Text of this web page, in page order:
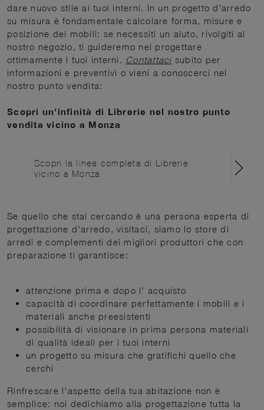
dare nuovo stile ai tuoi interni. In un progetto d’arredo
su misura è fondamentale calcolare forma, misure e
posizione dei mobili: se necessiti un aiuto, rivolgiti al
nostro negozio, ti guideremo nel progettare
ottimamente i tuoi interni. Contattacisubito per
informazioni e preventivi o vieni a conoscerci nel
nostro punto vendita:
Scopri un'infinità di Librerie nel nostro punto
vendita vicino a Monza
Scopri la linea completa di Librerie
vicino a Monza
Se quello che stai cercando è una persona esperta di
progettazione d'arredo, visitaci, siamo lo store di
arredi e complementi dei migliori produttori che con
preparazione ti garantisce:
attenzione prima e dopo l' acquisto
capacità di coordinare perfettamente i mobili e i
materiali anche preesistenti
possibilità di visionare in prima persona materiali
di qualità ideali per i tuoi interni
un progetto su misura che gratifichi quello che
cerchi
Rinfrescare l'aspetto della tua abitazione non è
semplice: noi dedichiamo alla progettazione tutta la